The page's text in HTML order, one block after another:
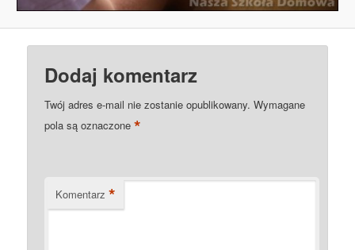
Dodaj komentarz
Twój adres e-mail nie zostanie opublikowany. Wymagane
pola są oznaczone*
Komentarz *